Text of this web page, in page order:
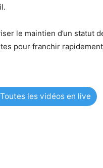
le maintien d’un statut
pour franchir
les vidéos en live